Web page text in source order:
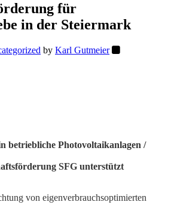
für
in der Steiermark
by Karl Gutmeier
betriebliche Photovoltaikanlagen /
SFG unterstützt
von eigenverbrauchsoptimierten